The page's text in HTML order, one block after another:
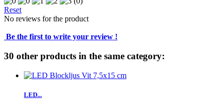
Reset
No reviews for the product
Be the first to write your review !
30 other products in the same category:
LED...